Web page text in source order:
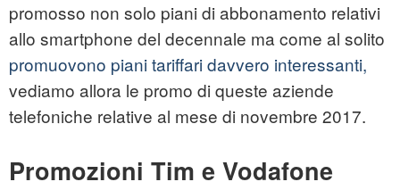
promosso non solo piani di abbonamento relativi
allo smartphone del decennale ma come al solito
promuovono piani tariffari davvero interessanti,
vediamo allora le promo di queste aziende
telefoniche relative al mese di novembre 2017.
Promozioni Tim e Vodafone